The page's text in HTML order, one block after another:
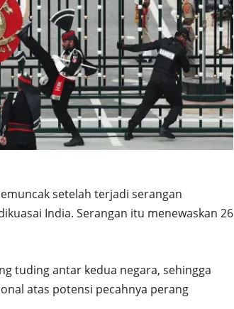
setelah terjadi serangan
India. Serangan itu menewaskan 26
tuding antar kedua negara, sehingga
atas potensi pecahnya perang